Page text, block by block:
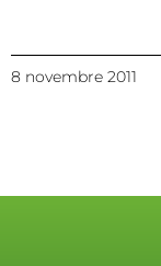
8 novembre 2011